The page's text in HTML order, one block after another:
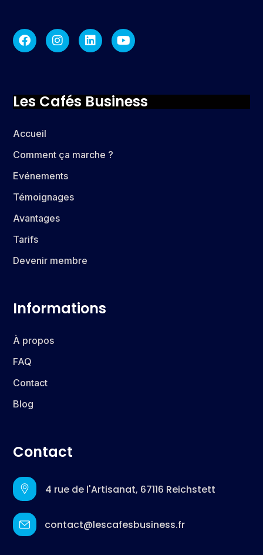
Les Cafés Business
Accueil
Comment ça marche ?
Evénements
Témoignages
Avantages
Tarifs
Devenir membre
Informations
À propos
FAQ
Contact
Blog
Contact
4 rue de l'Artisanat, 67116 Reichstett
contact@lescafesbusiness.fr